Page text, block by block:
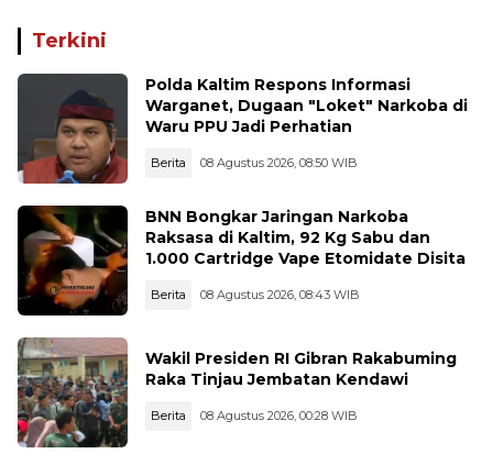
Terkini
Polda Kaltim Respons Informasi
Warganet, Dugaan "Loket" Narkoba di
Waru PPU Jadi Perhatian
Berita 08 Agustus 2026, 08:50 WIB
BNN Bongkar Jaringan Narkoba
Raksasa di Kaltim, 92 Kg Sabu dan
1.000 Cartridge Vape Etomidate Disita
Berita 08 Agustus 2026, 08:43 WIB
Wakil Presiden RI Gibran Rakabuming
Raka Tinjau Jembatan Kendawi
Berita 08 Agustus 2026, 00:28 WIB